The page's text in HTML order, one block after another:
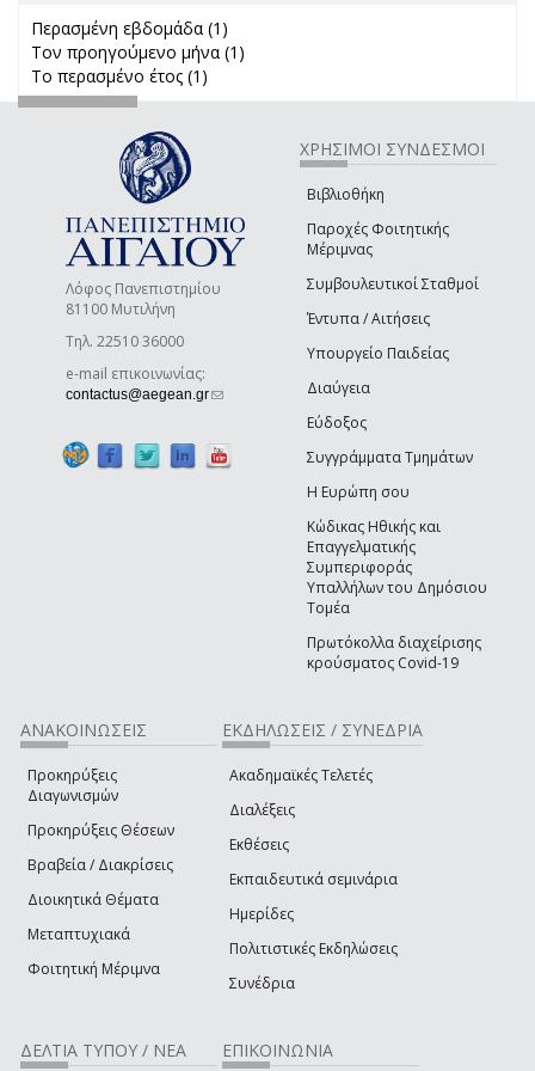
Περασμένη εβδομάδα (1)
Τον προηγούμενο μήνα (1)
Το περασμένο έτος (1)
Λόφος Πανεπιστημίου
81100 Μυτιλήνη
Τηλ. 22510 36000
e-mail επικοινωνίας:
contactus@aegean.gr(link sends e-mail)
ΧΡΗΣΙΜΟΙ ΣΥΝΔΕΣΜΟΙ
Βιβλιοθήκη
Παροχές Φοιτητικής
Μέριμνας
Συμβουλευτικοί Σταθμοί
Έντυπα / Αιτήσεις
Υπουργείο Παιδείας
Διαύγεια
Εύδοξος
Συγγράμματα Τμημάτων
Η Ευρώπη σου
Κώδικας Ηθικής και
Επαγγελματικής
Συμπεριφοράς
Υπαλλήλων του Δημόσιου
Τομέα
Πρωτόκολλα διαχείρισης
κρούσματος Covid-19
ΑΝΑΚΟΙΝΩΣΕΙΣ
Προκηρύξεις
Διαγωνισμών
Προκηρύξεις Θέσεων
Βραβεία / Διακρίσεις
Διοικητικά Θέματα
Μεταπτυχιακά
Φοιτητική Μέριμνα
ΕΚΔΗΛΩΣΕΙΣ / ΣΥΝΕΔΡΙΑ
Ακαδημαϊκές Τελετές
Διαλέξεις
Εκθέσεις
Εκπαιδευτικά σεμινάρια
Ημερίδες
Πολιτιστικές Εκδηλώσεις
Συνέδρια
ΔΕΛΤΙΑ ΤΥΠΟΥ / ΝΕΑ ΕΠΙΚΟΙΝΩΝΙΑ